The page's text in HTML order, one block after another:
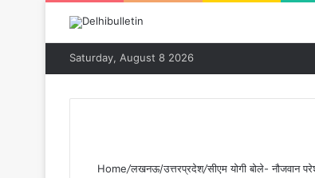
Saturday, August 8 2026
Home/लखनऊ/उत्तरप्रदेश/सीएम योगी बोले- नौजवान